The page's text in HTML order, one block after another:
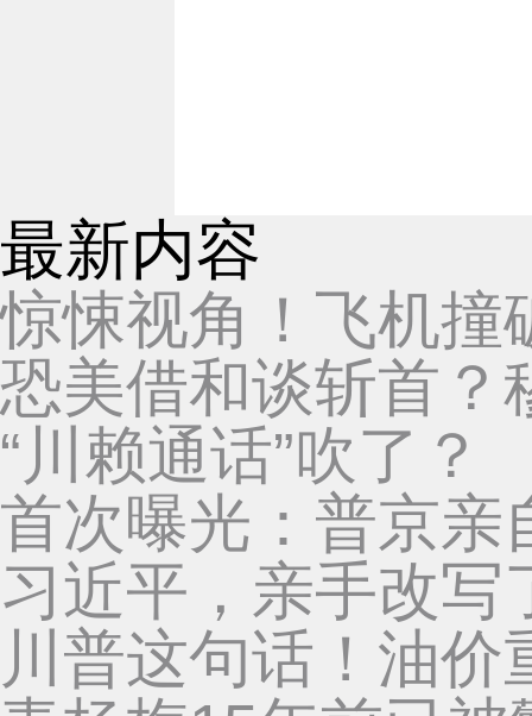
最新内容
惊悚视角！飞机撞
恐美借和谈斩首？
“川赖通话”吹了？
首次曝光：普京亲
习近平，亲手改写
川普这句话！油价